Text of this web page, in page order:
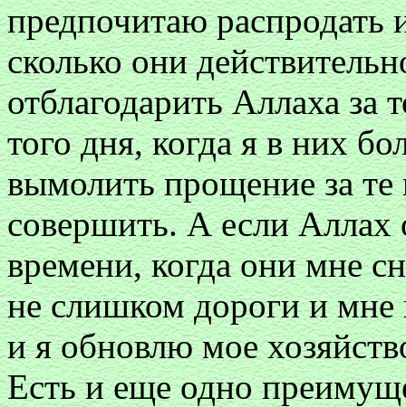
предпочитаю распродать
сколько они
отблагодарить Аллаха
того дня, когда я в них
вымолить прощение за те
совершить. А если Аллах
времени, когда они мне
не слишком дороги и
и я обновлю мое
Есть и еще одно